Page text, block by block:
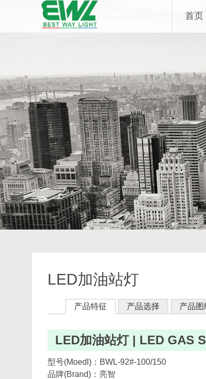
to
首页
LED加油站灯
产品特征 产品选择 产品图
LED加油站灯 | LED GAS
型号(Moedl)：BWL-92#-100/150
品牌(Brand)：亮智